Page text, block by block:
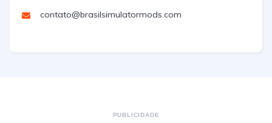
contato@brasilsimulatormods.com
PUBLICIDADE